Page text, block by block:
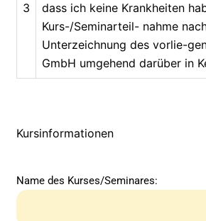
3
dass ich keine Krankheiten
Kurs-/Seminarteil- nahme
Unterzeichnung des vorlie-
GmbH umgehend darüber in
Kursinformationen
Name des Kurses/Seminares: